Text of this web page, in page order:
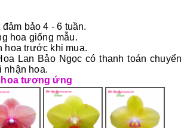
bảo 4 - 6 tuần.
hoa giống mẫu.
hoa trước khi mua.
Lan Bảo Ngọc có thanh toán
nhận hoa.
hoa tương ứng